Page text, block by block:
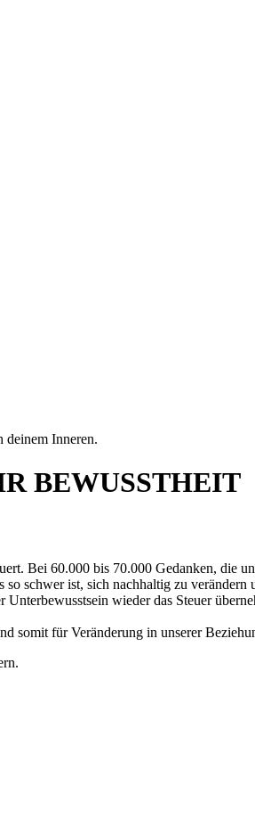
deinem Inneren.
BEWUSSTHEIT
Bei 60.000 bis 70.000 Gedanken, die
schwer ist, sich nachhaltig zu verändern
wieder das Steuer
somit für Veränderung in unserer